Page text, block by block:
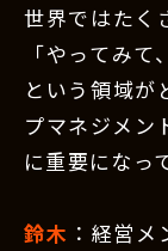
世界ではたく
「やってみ
という領域が
プマネジメン
に重要になっ
鈴木 ：経営